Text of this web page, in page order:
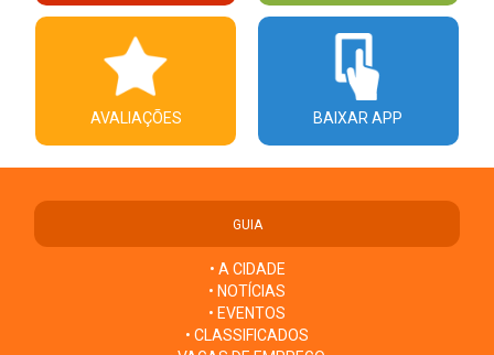
AVALIAÇÕES BAIXAR APP
GUIA
• A CIDADE
• NOTÍCIAS
• EVENTOS
• CLASSIFICADOS